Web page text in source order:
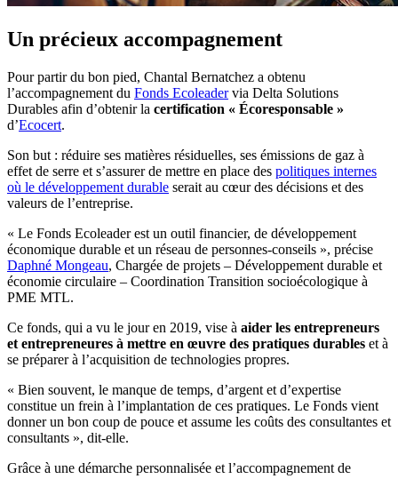
Un précieux accompagnement
Pour partir du bon pied, Chantal Bernatchez a obtenu
l’accompagnement du Fonds Ecoleadervia Delta Solutions
Durables afin d’obtenir la certification « Écoresponsable »
d’Ecocert.
Son but : réduire ses matières résiduelles, ses émissions de gaz à
effet de serre et s’assurer de mettre en place des politiques internes
où le développement durable serait au cœur des décisions et des
valeurs de l’entreprise.
« Le Fonds Ecoleader est un outil financier, de développement
économique durable et un réseau de personnes-conseils », précise
Daphné Mongeau, Chargée de projets – Développement durable et
économie circulaire – Coordination Transition socioécologique à
PME MTL.
Ce fonds, qui a vu le jour en 2019, vise à aider les entrepreneurs
et entrepreneures à mettre en œuvre des pratiques durables et à
se préparer à l’acquisition de technologies propres.
« Bien souvent, le manque de temps, d’argent et d’expertise
constitue un frein à l’implantation de ces pratiques. Le Fonds vient
donner un bon coup de pouce et assume les coûts des consultantes et
consultants », dit-elle.
Grâce à une démarche personnalisée et l’accompagnement de